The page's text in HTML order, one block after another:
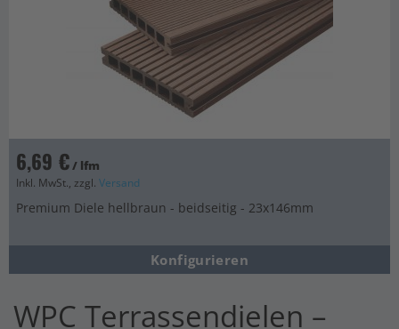
6,69 €/ lfm
Inkl. MwSt., zzgl. Versand
Premium Diele hellbraun - beidseitig - 23x146mm
Konfigurieren
WPC Terrassendielen –